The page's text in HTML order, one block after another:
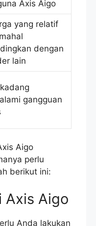
Axis Aigo
yang relatif
dengan
lain
gangguan
Aigo
perlu
berikut ini:
Axis Aigo
Anda lakukan